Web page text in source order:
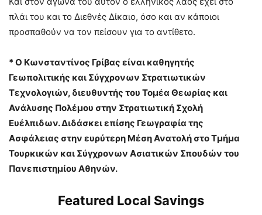
πλάι του και το Διεθνές Δίκαιο, όσο και αν κάποιοι
προσπαθούν να τον πείσουν για το αντίθετο.
* Ο Κωνσταντίνος Γρίβας είναι καθηγητής
Γεωπολιτικής και Σύγχρονων Στρατιωτικών
Τεχνολογιών, διευθυντής του Τομέα Θεωρίας και
Ανάλυσης Πολέμου στην Στρατιωτική Σχολή
Ευέλπιδων. Διδάσκει επίσης Γεωγραφία της
Ασφάλειας στην ευρύτερη Μέση Ανατολή στο Τμήμα
Τουρκικών και Σύγχρονων Ασιατικών Σπουδών του
Πανεπιστημίου Αθηνών.
Featured Local Savings